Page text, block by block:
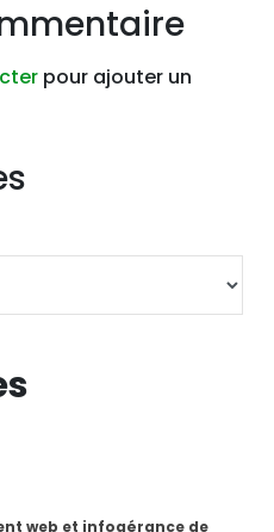
pour ajouter un
web et infogérance de